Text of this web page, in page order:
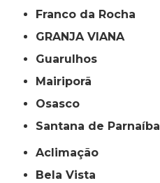
Franco da Rocha
GRANJA VIANA
Guarulhos
Mairiporã
Osasco
Santana de Parnaíba
Aclimação
Bela Vista